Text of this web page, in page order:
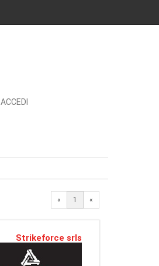
ACCEDI
« 1 «
Strikeforce srls